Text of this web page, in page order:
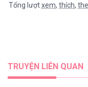
Sợi
Tổng lượtxem, thích,
TRUYỆN LIÊN QUAN